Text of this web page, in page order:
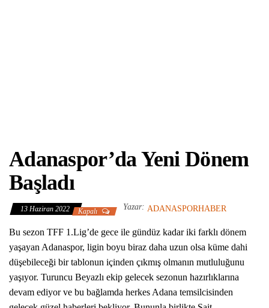
Adanaspor’da Yeni Dönem
Başladı
13 Haziran 2022 Kapalı Yazar: ADANASPORHABER
Bu sezon TFF 1.Lig’de gece ile gündüz kadar iki farklı dönem
yaşayan Adanaspor, ligin boyu biraz daha uzun olsa küme dahi
düşebileceği bir tablonun içinden çıkmış olmanın mutluluğunu
yaşıyor. Turuncu Beyazlı ekip gelecek sezonun hazırlıklarına
devam ediyor ve bu bağlamda herkes Adana temsilcisinden